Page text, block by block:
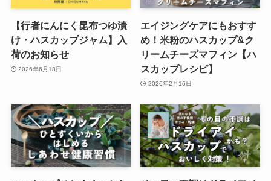
【行者にんにく昆布つゆ漬
け・ハスカップジャム】入
荷のお知らせ
2026年6月18日
エイジングケアにもおすす
め！米粉のハスカップ&ク
リームチーズマフィン【ハ
スカップレシピ】
2026年2月16日